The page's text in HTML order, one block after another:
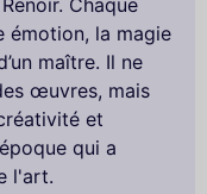
Chaque
émotion, la magie
maître. Il ne
œuvres, mais
et
qui a
l'art.